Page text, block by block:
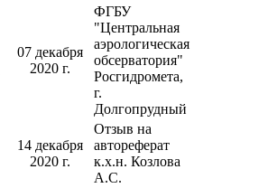
07 декабря
2020 г.
ФГБУ
"Центральная
аэрологическая
обсерватория"
Росгидромета,
г.
Долгопрудный
14 декабря
2020 г.
Отзыв на
автореферат
к.х.н. Козлова
А.С.